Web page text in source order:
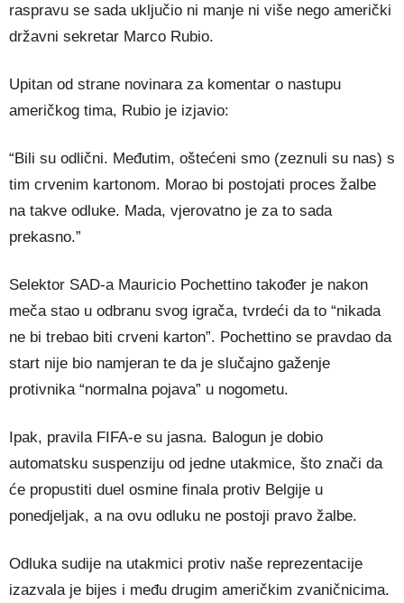
raspravu se sada uključio ni manje ni više nego američki
državni sekretar Marco Rubio.
Upitan od strane novinara za komentar o nastupu
američkog tima, Rubio je izjavio:
“Bili su odlični. Međutim, oštećeni smo (zeznuli su nas) s
tim crvenim kartonom. Morao bi postojati proces žalbe
na takve odluke. Mada, vjerovatno je za to sada
prekasno.”
Selektor SAD-a Mauricio Pochettino također je nakon
meča stao u odbranu svog igrača, tvrdeći da to “nikada
ne bi trebao biti crveni karton”. Pochettino se pravdao da
start nije bio namjeran te da je slučajno gaženje
protivnika “normalna pojava” u nogometu.
Ipak, pravila FIFA-e su jasna. Balogun je dobio
automatsku suspenziju od jedne utakmice, što znači da
će propustiti duel osmine finala protiv Belgije u
ponedjeljak, a na ovu odluku ne postoji pravo žalbe.
Odluka sudije na utakmici protiv naše reprezentacije
izazvala je bijes i među drugim američkim zvaničnicima.